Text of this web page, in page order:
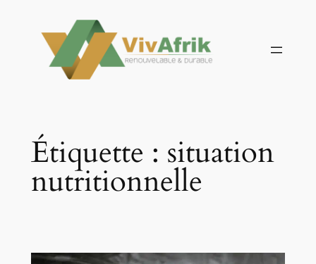
contenu
Étiquette : situation
nutritionnelle